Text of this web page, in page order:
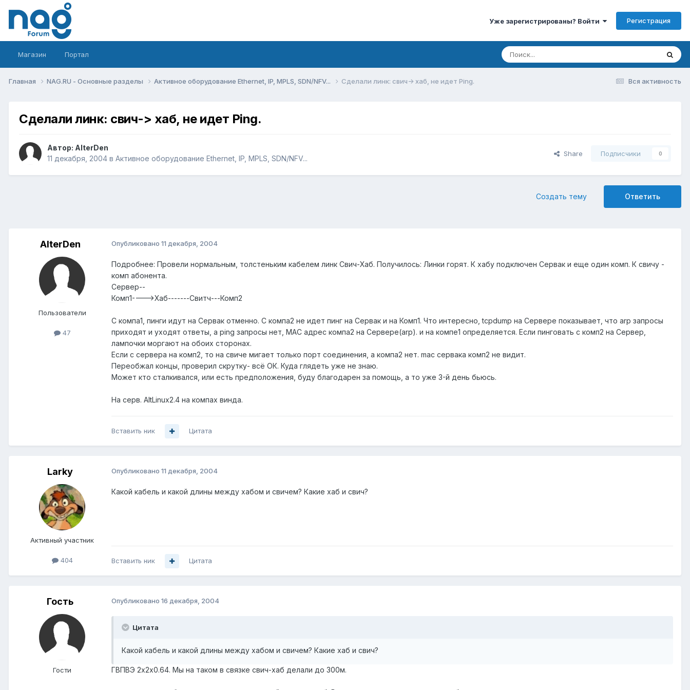
Уже зарегистрированы? Войти Регистрация
Магазин Портал
Вся активность
Главная NAG.RU - Основные разделы Активное оборудование Ethernet, IP, MPLS, SDN/NFV... Сделали линк: свич-> хаб, не идет Ping.
Сделали линк: свич-> хаб, не идет Ping.
Автор: AlterDen
11 декабря, 2004 в Активное оборудование Ethernet, IP, MPLS, SDN/NFV...
Share Подписчики 0
Ответить
Создать тему
AlterDen
Пользователи
47
Опубликовано 11 декабря, 2004
Подробнее: Провели нормальным, толстеньким кабелем линк Свич-Хаб. Получилось: Линки горят. К хабу подключен Сервак и еще один комп. К свичу -
комп абонента.
Сервер--
Комп1---->Хаб-------Свитч---Комп2
С компа1, пинги идут на Сервак отменно. С компа2 не идет пинг на Сервак и на Комп1. Что интересно, tcpdump на Сервере показывает, что arp запросы
приходят и уходят ответы, а ping запросы нет, MAC адрес компа2 на Сервере(arp). и на компе1 определяется. Если пинговать с комп2 на Сервер,
лампочки моргают на обоих сторонах.
Если с сервера на комп2, то на свиче мигает только порт соединения, а компа2 нет. mac сервака комп2 не видит.
Переобжал концы, проверил скрутку- всё ОК. Куда глядеть уже не знаю.
Может кто сталкивался, или есть предположения, буду благодарен за помощь, а то уже 3-й день бьюсь.
На серв. AltLinux2.4 на компах винда.
Вставить ник Цитата
Larky
Активный участник
404
Опубликовано 11 декабря, 2004
Какой кабель и какой длины между хабом и свичем? Какие хаб и свич?
Вставить ник Цитата
Гость
Гости
Опубликовано 16 декабря, 2004
Цитата
Какой кабель и какой длины между хабом и свичем? Какие хаб и свич?
ГВПВЭ 2х2х0.64. Мы на таком в связке свич-хаб делали до 300м.